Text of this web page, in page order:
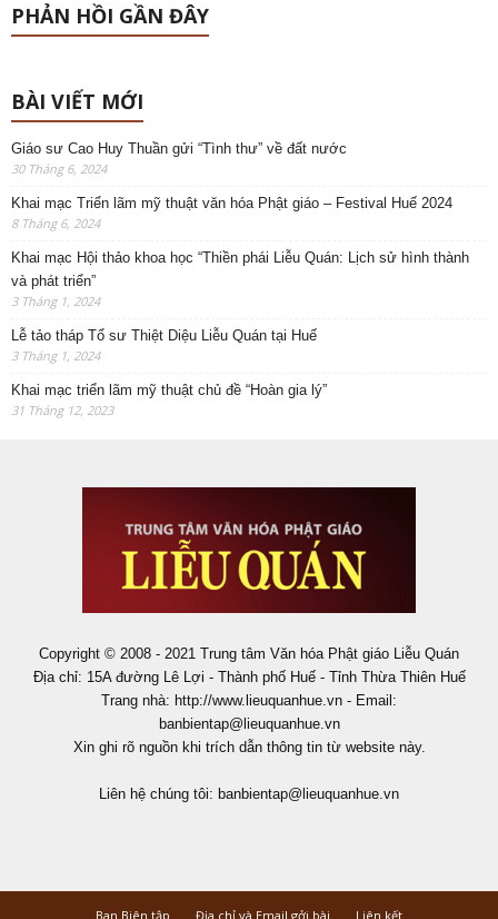
PHẢN HỒI GẦN ĐÂY
BÀI VIẾT MỚI
Giáo sư Cao Huy Thuần gửi “Tình thư” về đất nước
30 Tháng 6, 2024
Khai mạc Triển lãm mỹ thuật văn hóa Phật giáo – Festival Huế 2024
8 Tháng 6, 2024
Khai mạc Hội thảo khoa học “Thiền phái Liễu Quán: Lịch sử hình thành
và phát triển”
3 Tháng 1, 2024
Lễ tảo tháp Tổ sư Thiệt Diệu Liễu Quán tại Huế
3 Tháng 1, 2024
Khai mạc triển lãm mỹ thuật chủ đề “Hoàn gia lý”
31 Tháng 12, 2023
Copyright © 2008 - 2021 Trung tâm Văn hóa Phật giáo Liễu Quán
Địa chỉ: 15A đường Lê Lợi - Thành phố Huế - Tỉnh Thừa Thiên Huế
Trang nhà: http://www.lieuquanhue.vn - Email:
banbientap@lieuquanhue.vn
Xin ghi rõ nguồn khi trích dẫn thông tin từ website này.
Liên hệ chúng tôi: banbientap@lieuquanhue.vn
Ban Biên tập Địa chỉ và Email gởi bài Liên kết